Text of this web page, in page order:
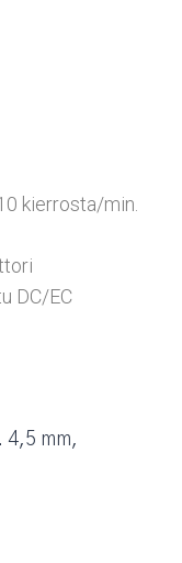
kierrosta/min.
DC/EC
mm,